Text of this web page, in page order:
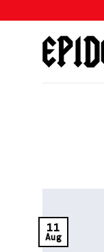
to
content
11
Aug